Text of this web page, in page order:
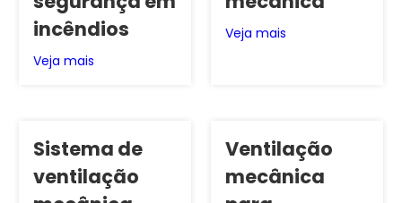
incêndios
Veja mais
Veja mais
Sistema de
ventilação
Ventilação
mecânica